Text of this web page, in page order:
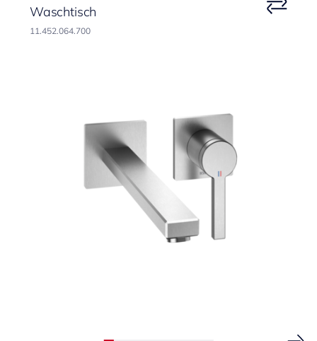
Waschtisch
11.452.064.700